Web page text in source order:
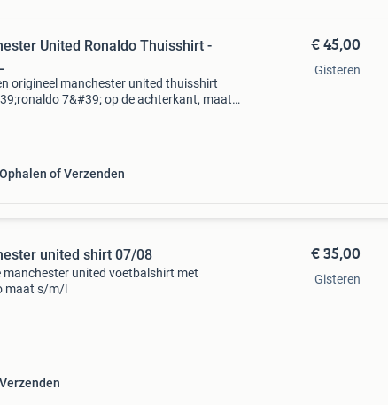
United Ronaldo Thuisshirt -
origineel manchester united thuisshirt
7&#39; op de achterkant, maat l.
Ophalen of Verzenden
€ 45,00
Gisteren
united shirt 07/08
manchester united voetbalshirt met
maat s/m/l
Verzenden
€ 35,00
Gisteren